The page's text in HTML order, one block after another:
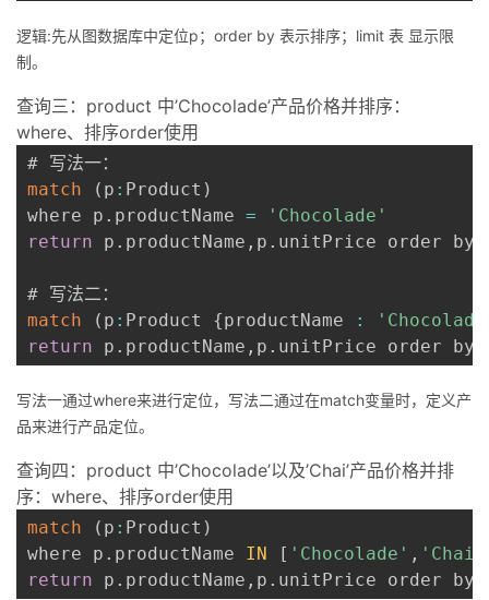
逻辑:先从图数据库中定位p；order by 表示排序；limit 表 显示限
制。
查询三：product 中’Chocolade’产品价格并排序：
where、排序order使用
match
( p : Product )
where p . productName =
'Chocolade'
return p . productName , p . unitPrice order by
match
( p : Product {productName :
return p . productName , p . unitPrice order by
写法一通过where来进行定位，写法二通过在match变量时，定义产
品来进行产品定位。
查询四：product 中’Chocolade’以及’Chai’产品价格并排
序：where、排序order使用
match ( p : Product )
where p . productName IN [ 'Chocolade' , 'Chai'
return p . productName , p . unitPrice order by